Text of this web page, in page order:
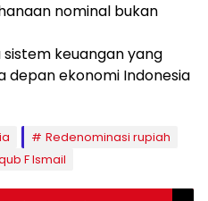
nominal bukan
keuangan yang
depan ekonomi Indonesia
Redenominasi rupiah
F Ismail